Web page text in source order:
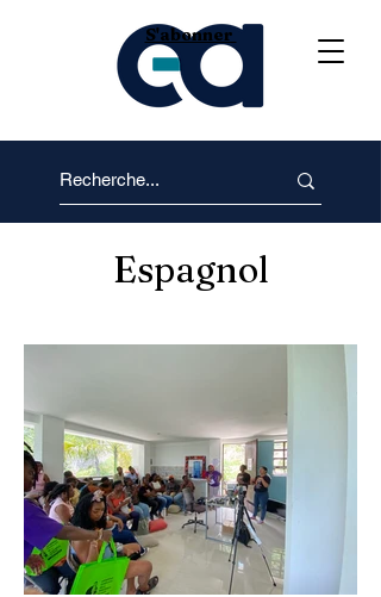
S'abonner
Espagnol